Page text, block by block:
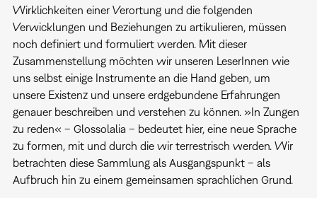
Wirklichkeiten einer Verortung und die folgenden
Verwicklungen und Beziehungen zu artikulieren, müssen
noch definiert und formuliert werden. Mit dieser
Zusammenstellung möchten wir unseren LeserInnen wie
uns selbst einige Instrumente an die Hand geben, um
unsere Existenz und unsere erdgebundene Erfahrungen
genauer beschreiben und verstehen zu können. »In Zungen
zu reden« – Glossolalia – bedeutet hier, eine neue Sprache
zu formen, mit und durch die wir terrestrisch werden. Wir
betrachten diese Sammlung als Ausgangspunkt – als
Aufbruch hin zu einem gemeinsamen sprachlichen Grund.